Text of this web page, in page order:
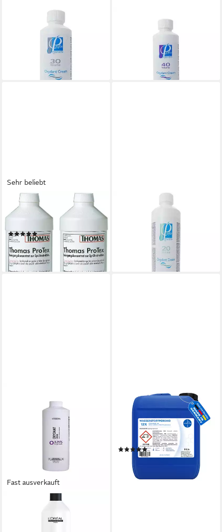
Haarcreme Profix Organics
Oxydant Cream 9%, 250ml
(23,96 €/ 1.000 g)
lieferbar - in 2-3 Werktagen bei dir
Haarcreme Profix Organics
(23,96 €/ 1.000 g)
lieferbar - in 2-3 Werktagen bei dir
Sehr beliebt
THOMAS
Protex Teppichreiniger (2x1l
(625)
24,05 €
(12,03 €/ 1 l)
lieferbar - in 1-2 Werktagen bei dir
Haarcreme Profix Organics
Oxydant Cream 6%, 500ml
(17,98 €/ 1.000 g)
lieferbar - in 2-3 Werktagen bei dir
Fast ausverkauft
L'OREAL DEUTSCHLAND
CREME 12,2 vol
HERRLAN
Wasserstoffperoxid 12%
FOOD GRADE I HERRLAN-
Qualität Oberflächen-
Desinfektionsmittel (5 Liter)
(1)
18,49 €
(3,70 €/ 1 l)
lieferbar - in 2-3 Werktagen bei dir